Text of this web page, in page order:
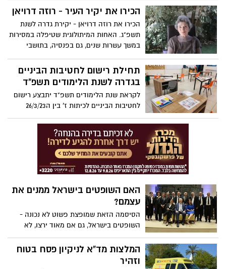
פוליטיקה". גלנט הגיב: "ביטחון מדינת ישראל
תמיד היה ותמיד יישאר משימת חיי". פרקליטו
של נתניהו, בעז בן צור, המייצג אותו בתיק
4000 הודיע לו - "לא אייצג אותך במשפט אם
החקיקה לא תעצור". היחידים שמבקשים
בישראל הם - בנו של ראש הממשלה, יאיר
נתניהו והשרים בן גביר ולוין - כול השאר
מבינים שהסיפור נגמר או שהוא רק התחיל...
את החקיקה ולהתכנס להידברות באופן מיידי.
במשרד החינוך מבהירים כי כל מוסדות החינוך
יפעלו
הכירו את יקיר העיר - רוזה דרויאן
הכירו את רוזה דרויאן - יקירת גדרה לשנת
תשפ"ג. האחות המיתולוגית שטיפלה במסירות
במשך עשרות שנים, גם בפנסיה, בתושבי
תחילת רישום לחטיבות הביניים
בגדרה לשנת הלימודים תשפ"ד
לקראת שנת הלימודים תשפ"ד יתבצע רישום
לחטיבות הביניים לכיתות ז' בין ה26/3/23
ל-23/4/23. לתלמידות ולתלמידים יש אפשרות
לבחור בית ספר על פי הייחודיות ולדרג את
חטיבת הביניים לפי סדר ההעדפה
האם השופטים בישראל ממנים את
עצמם?
הסיסמה הזאת שמופצת פשוט לא נכונה -
השופטים בישראל, גם אם מאוד ירצו, לא
יכולים למנות את עצמם! בוועדה לבחירת
המלצות מד"א לניקיון פסח בטוח
וזהיר